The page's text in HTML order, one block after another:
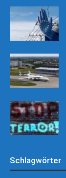
Schlagwörter